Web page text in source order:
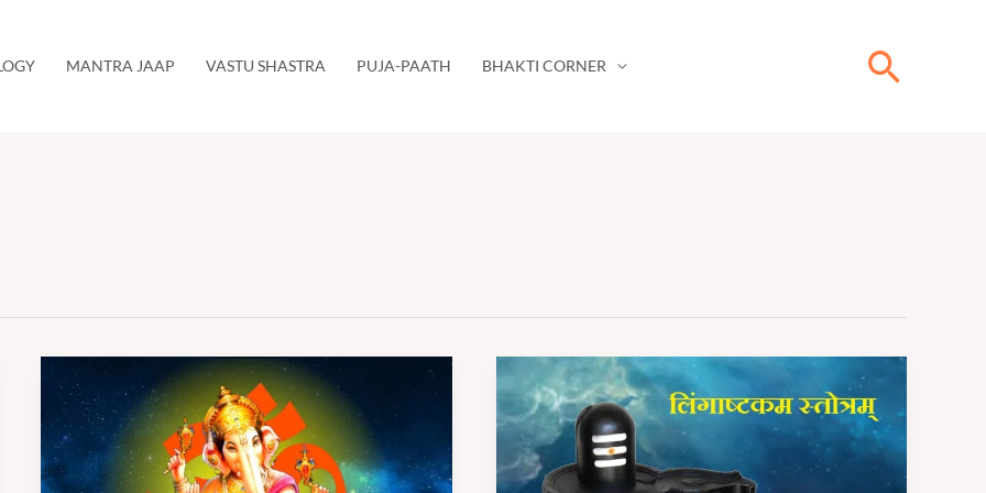
MANTRA JAAP VASTU SHASTRA PUJA-PAATH BHAKTI CORNER
पावन
संतान
गणपति
स्तोत्र
लिंगाष्टकम
स्तोत्र
Lingastakam